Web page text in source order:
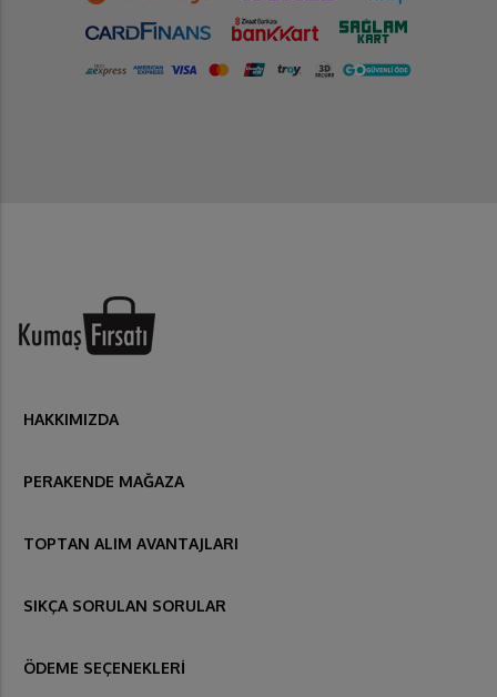
HAKKIMIZDA
PERAKENDE MAĞAZA
TOPTAN ALIM AVANTAJLARI
SIKÇA SORULAN SORULAR
ÖDEME SEÇENEKLERİ